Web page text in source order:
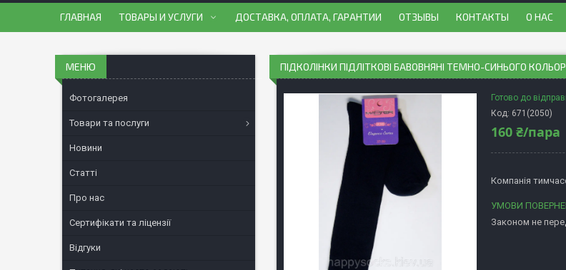
ГЛАВНАЯ ТОВАРЫ И УСЛУГИ ДОСТАВКА, ОПЛАТА, ГАРАНТИИ ОТЗЫВЫ КОНТАКТЫ О НАС
ПІДКОЛІНКИ ПІДЛІТКОВІ БАВОВНЯНІ ТЕМНО-СИНЬОГО
Готово до
Код: 671(2050)
160 ₴/пара
Компанія
Законом не
Фотогалерея
Товари та послуги
Новини
Статті
Про нас
Сертифікати та ліцензії
Відгуки